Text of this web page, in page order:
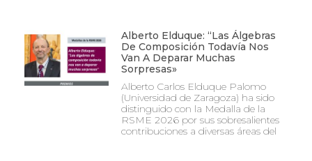
Alberto Elduque: “Las Álgebras
De Composición Todavía Nos
Van A Deparar Muchas
Sorpresas»
Alberto Carlos Elduque Palomo
(Universidad de Zaragoza) ha sido
distinguido con la Medalla de la
RSME 2026 por sus sobresalientes
contribuciones a diversas áreas del